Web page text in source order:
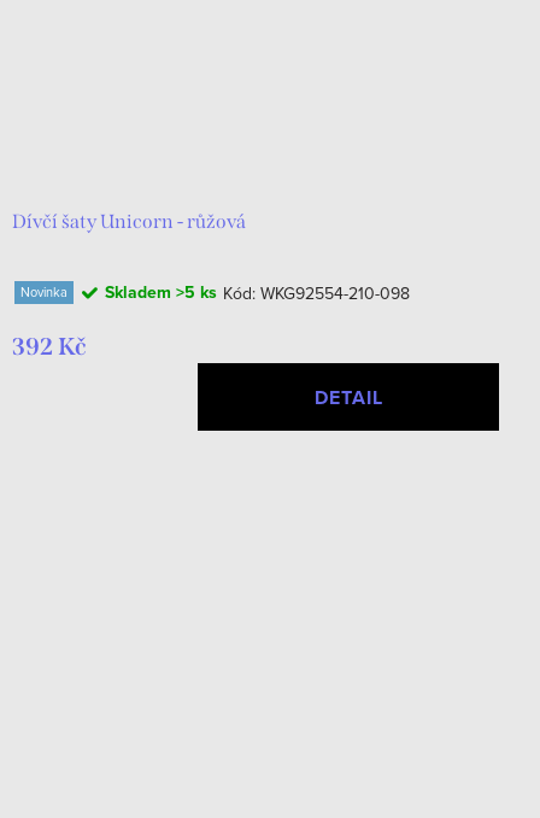
Dívčí šaty Unicorn - růžová
Novinka Skladem >5 ks Kód: WKG92554-210-098
392 Kč
DETAIL